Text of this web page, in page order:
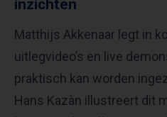
inzichten
Matthijs Akkenaar legt in
uitlegvideo’s en live
praktisch kan worden
Hans Kazàn illustreert dit